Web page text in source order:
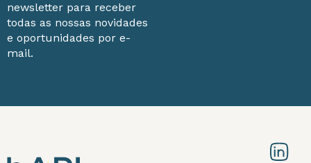
newsletter para receber
todas as nossas novidades
e oportunidades por e-
mail.